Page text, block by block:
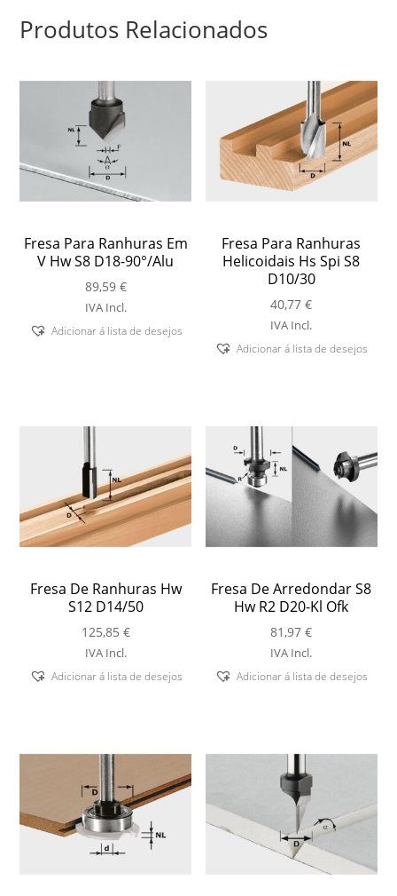
Produtos Relacionados
Fresa Para Ranhuras Em
V Hw S8 D18-90°/Alu
89,59 €
IVA Incl.
Adicionar á lista de desejos
Fresa Para Ranhuras
Helicoidais Hs Spi S8
D10/30
40,77€
IVA Incl.
Adicionar á lista de desejos
Fresa De Ranhuras Hw
S12 D14/50
125,85 €
IVA Incl.
Adicionar á lista de desejos
Fresa De Arredondar S8
Hw R2 D20-Kl Ofk
81,97€
IVA Incl.
Adicionar á lista de desejos